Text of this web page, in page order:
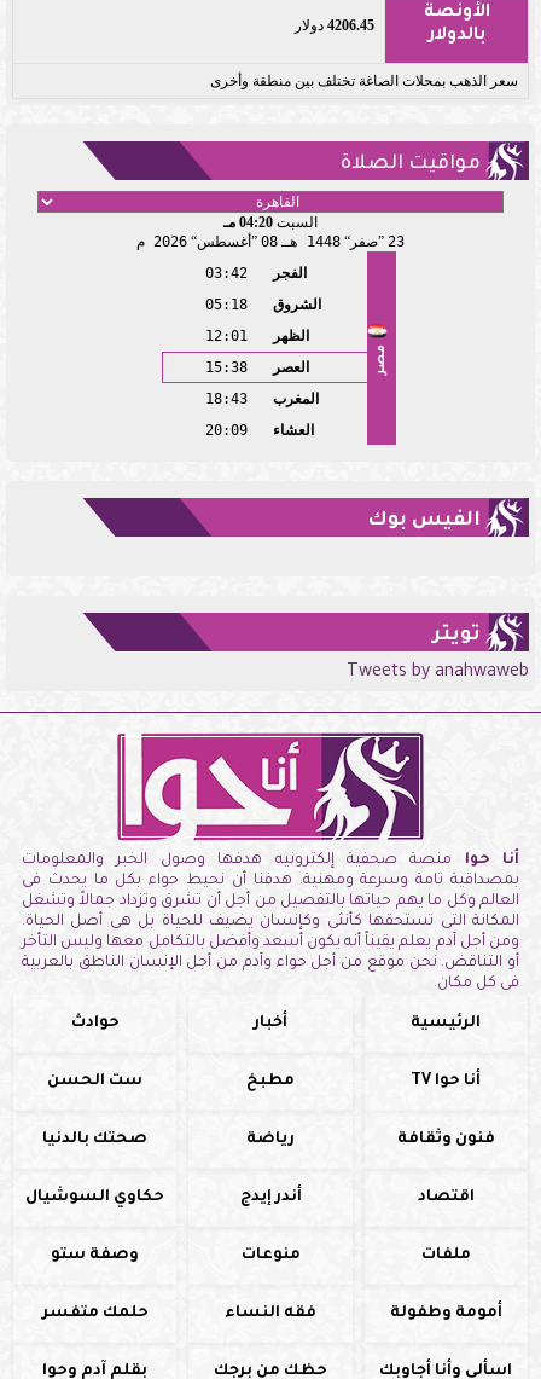
الأونصة
بالدولار
4206.45 دولار
سعر الذهب بمحلات الصاغة تختلف بين منطقة وأخرى
مواقيت الصلاة
السبت 04:20 مـ
23
صفر 1448 هـ 08 أغسطس 2026 م
مصر
الفجر
03:42
الشروق
05:18
الظهر
12:01
العصر
15:38
المغرب
18:43
العشاء
20:09
الفيس بوك
تويتر
Tweets by anahwaweb
أنا حوا منصة صحفية إلكترونيه هدفها وصول الخبر والمعلومات
بمصداقية تامة وسرعة ومهنية. هدفنا أن نحيط حواء بكل ما يحدث فى
العالم وكل ما يهم حياتها بالتفصيل من أجل أن تشرق وتزداد جمالاً وتشغل
المكانة التى تستحقها كأنثى وكإنسان يضيف للحياة بل هى أصل الحياة.
ومن أجل آدم يعلم يقيناً أنه يكون أسعد وأفضل بالتكامل معها وليس التأخر
أو التناقض. نحن موقع من أجل حواء وآدم من أجل الإنسان الناطق بالعربية
فى كل مكان.
الرئيسية أخبار حوادث
أنا حوا TV مطبخ ست الحسن
فنون وثقافة رياضة صحتك بالدنيا
اقتصاد أندر إيدج حكاوي السوشيال
ملفات منوعات وصفة ستو
أمومة وطفولة فقه النساء حلمك متفسر
اسألي وأنا أجاوبك حظك من برجك بقلم آدم وحوا